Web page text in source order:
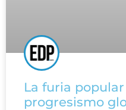
La furia
progresismo